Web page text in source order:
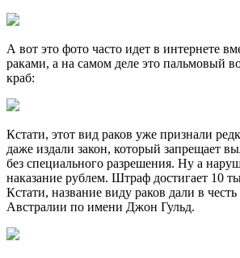
А вот это фото часто идет в интернете
раками, а на самом деле это пальмовый
краб:
Кстати, этот вид раков уже признали
даже издали закон, который запрещает
без специального разрешения. Ну а
наказание рублем. Штраф достигает 10
Кстати, название виду раков дали в честь
Австралии по имени Джон Гульд.